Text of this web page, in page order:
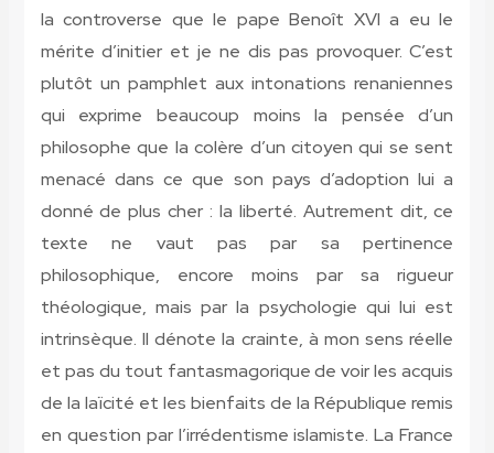
la controverse que le pape Benoît XVI a eu le
mérite d’initier et je ne dis pas provoquer. C’est
plutôt un pamphlet aux intonations renaniennes
qui exprime beaucoup moins la pensée d’un
philosophe que la colère d’un citoyen qui se sent
menacé dans ce que son pays d’adoption lui a
donné de plus cher : la liberté. Autrement dit, ce
texte ne vaut pas par sa pertinence
philosophique, encore moins par sa rigueur
théologique, mais par la psychologie qui lui est
intrinsèque. Il dénote la crainte, à mon sens réelle
et pas du tout fantasmagorique de voir les acquis
de la laïcité et les bienfaits de la République remis
en question par l’irrédentisme islamiste. La France